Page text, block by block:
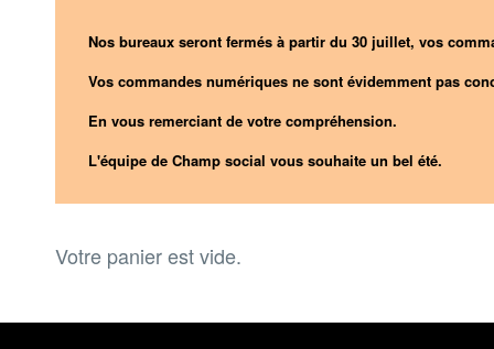
Nos bureaux seront fermés à partir du 30 juillet, vos
Vos commandes numériques ne sont évidemment pas
En vous remerciant de votre compréhension.
L'équipe de Champ social vous souhaite un bel été.
Votre panier est vide.